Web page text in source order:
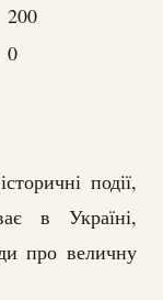
200
0
події,
в Україні,
про величну